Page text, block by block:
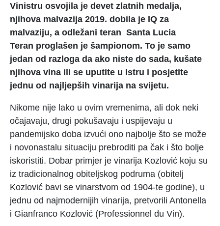
Vinistru osvojila je devet zlatnih medalja,
njihova malvazija 2019. dobila je IQ za
malvaziju, a odležani teran Santa Lucia
Teran proglašen je šampionom. To je samo
jedan od razloga da ako niste do sada, kušate
njihova vina ili se uputite u Istru i posjetite
jednu od najljepših vinarija na svijetu.
Nikome nije lako u ovim vremenima, ali dok neki
očajavaju, drugi pokušavaju i uspijevaju u
pandemijsko doba izvući ono najbolje što se može
i novonastalu situaciju prebroditi pa čak i što bolje
iskoristiti. Dobar primjer je vinarija Kozlović koju su
iz tradicionalnog obiteljskog podruma (obitelj
Kozlović bavi se vinarstvom od 1904-te godine), u
jednu od najmodernijih vinarija, pretvorili Antonella
i Gianfranco Kozlović (Professionnel du Vin).